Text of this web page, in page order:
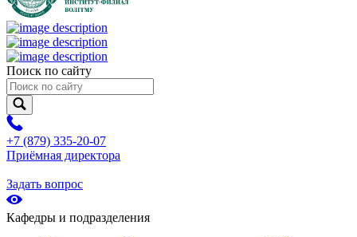
Поиск по сайту
+7 (879) 335-20-07
Приёмная директора
Задать вопрос
Кафедры и подразделения